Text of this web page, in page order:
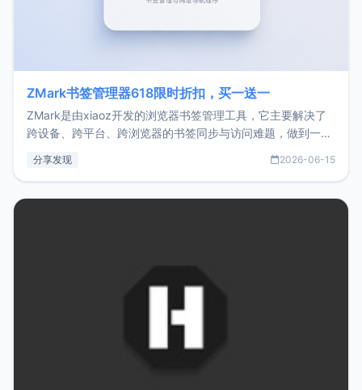
ZMark书签管理器618限时折扣，买一送一
ZMark是由xiaoz开发的浏览器书签管理工具，它主要解决了
跨设备、跨平台、跨浏览器的书签同步与访问难题，做到一处
用，让管理更高效。ZMark官网地址：
分享发现 2026-06-15